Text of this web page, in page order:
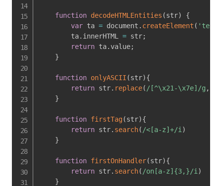
function decodeHTMLEntities (str)
{
var ta = document . createElement (
        ta
. innerHTML = str;
return ta. value;
}
function onlyASCII (str){
return str. replace( / [^\x21-\x7e] /g ,
}
function firstTag(str){
return str. search( /<[a-z]+/i )
}
function firstOnHandler(str){
return str. search( /on[a-z]{3,}/i )
}